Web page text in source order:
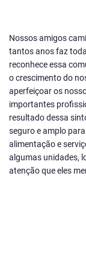
Nossos amigos
tantos anos faz
reconhece essa
o crescimento do
aperfeiçoar os
importantes
resultado dessa
seguro e amplo
alimentação e
algumas unidades,
atenção que eles